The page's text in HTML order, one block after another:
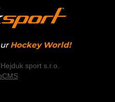
Hockey World!
sport s.r.o.